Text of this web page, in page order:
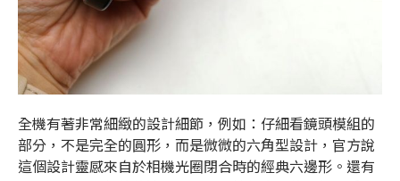
全機有著非常細緻的設計細節，例如：仔細看鏡頭模組的
部分，不是完全的圓形，而是微微的六角型設計，官方說
這個設計靈感來自於相機光圈閉合時的經典六邊形。還有